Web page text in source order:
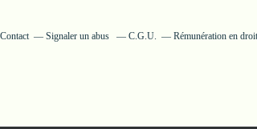
Contact Signaler un abus C.G.U. Rémunération en